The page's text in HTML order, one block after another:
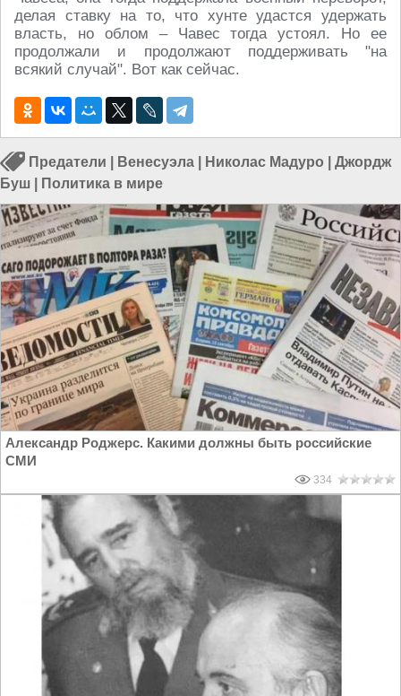
делая ставку на то, что хунте удастся удержать
власть, но облом – Чавес тогда устоял. Но ее
продолжали и продолжают поддерживать "на
всякий случай". Вот как сейчас.
Предатели Венесуэла Николас Мадуро
Джордж
Буш
Политика в мире
Александр Роджерс. Какими должны быть российские
СМИ
334